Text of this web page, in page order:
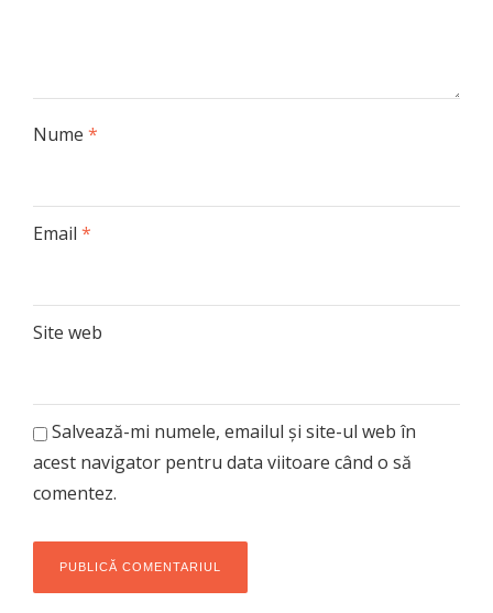
Nume *
Email *
Site web
Salvează-mi numele, emailul și site-ul web în
acest navigator pentru data viitoare când o să
comentez.